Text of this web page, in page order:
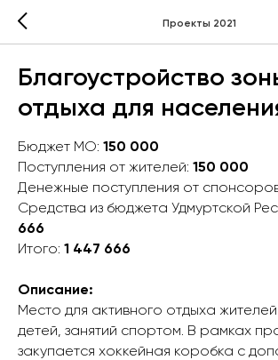
Проекты 2021
Благоустройство
отдыха для
Бюджет МО: 150 000
Поступления от жителей: 150 000
Денежные поступления от
Средства из бюджета Удмуртской
666
Итого: 1 447 666
Описание:
Место для активного отдыха
детей, занятий спортом. В рамках
закупается хоккейная коробка с